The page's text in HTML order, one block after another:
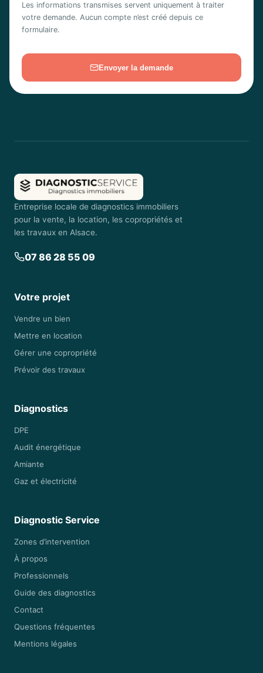
Les informations transmises servent uniquement à traiter
votre demande. Aucun compte n’est créé depuis ce
formulaire.
Envoyer la demande
Entreprise locale de diagnostics immobiliers
pour la vente, la location, les copropriétés et
les travaux en Alsace.
07 86 28 55 09
Votre projet
Vendre un bien
Mettre en location
Gérer une copropriété
Prévoir des travaux
Diagnostics
DPE
Audit énergétique
Amiante
Gaz et électricité
Diagnostic Service
Zones d’intervention
À propos
Professionnels
Guide des diagnostics
Contact
Questions fréquentes
Mentions légales